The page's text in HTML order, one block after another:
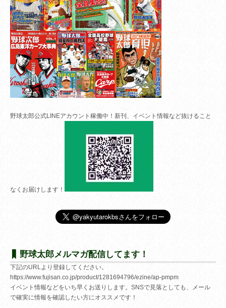
野球太郎公式LINEアカウント稼働中！新刊、イベント情報など抜けること
なくお届けします！
野球太郎メルマガ配信してます！
下記のURLより登録してください。
https://www.fujisan.co.jp/product/1281694796/ezine/ap-pmpm
イベント情報などをいち早くお送りします。SNSで見落としても、メール
で確実に情報を確認したい方にオススメです！